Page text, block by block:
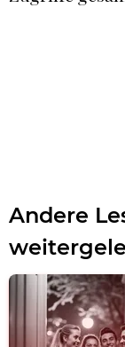
Andere